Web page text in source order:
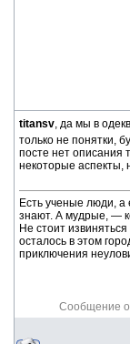
titansv, да мы в
только не понятки,
посте нет описания
некоторые аспекты,
Есть ученые люди, а
знают. А мудрые, —
Не стоит
осталось в этом
приключения
Сообщение